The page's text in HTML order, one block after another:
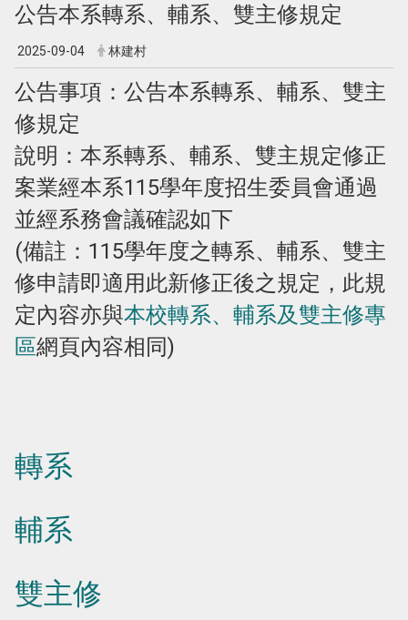
公告本系轉系、輔系、雙主修規定
2025-09-04 林建村
公告事項：公告本系轉系、輔系、雙主
修規定
說明：本系轉系、輔系、雙主規定修正
案業經本系115學年度招生委員會通過
並經系務會議確認如下
(備註：115學年度之轉系、輔系、雙主
修申請即適用此新修正後之規定，此規
定內容亦與本校轉系、輔系及雙主修專
區網頁內容相同)
轉系
輔系
雙主修